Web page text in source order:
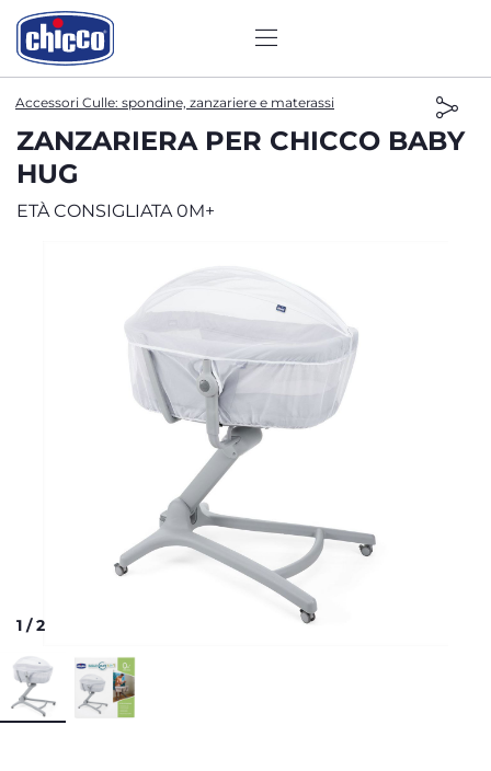
Accessori Culle: spondine, zanzariere e materassi
ZANZARIERA PER CHICCO BABY
HUG
ETÀ CONSIGLIATA 0M+
1 /2